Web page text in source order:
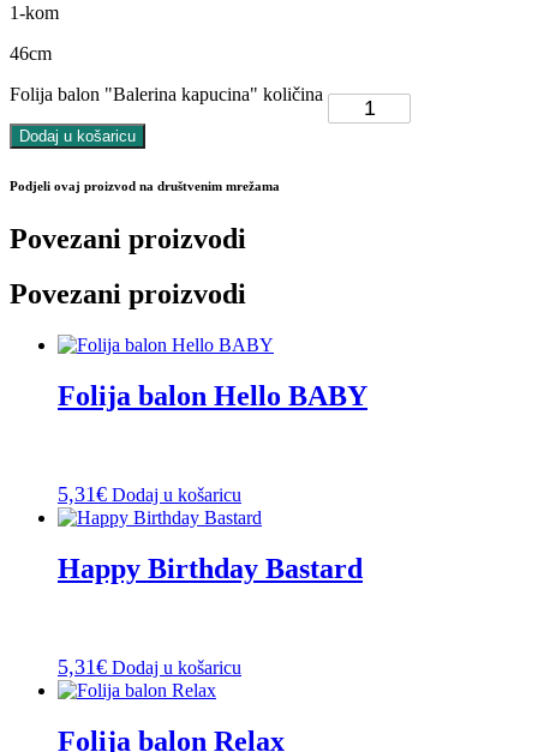
1-kom
46cm
Folija balon "Balerina kapucina" količina
Dodaj u košaricu
Podjeli ovaj proizvod na društvenim mrežama
Povezani proizvodi
Povezani proizvodi
Folija balon Hello BABY
5,31€ Dodaj u košaricu
Happy Birthday Bastard
5,31€ Dodaj u košaricu
Folija balon Relax